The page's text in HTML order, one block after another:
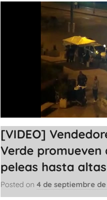
[VIDEO]
Verde
peleas hasta
Posted on4 de septiembre de